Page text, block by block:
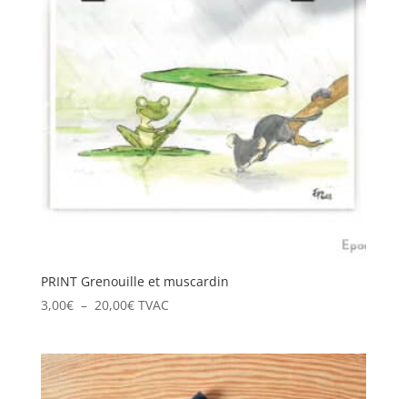
PRINT Grenouille et muscardin
3,00€ – 20,00€Plage
3,00€
à
TVAC